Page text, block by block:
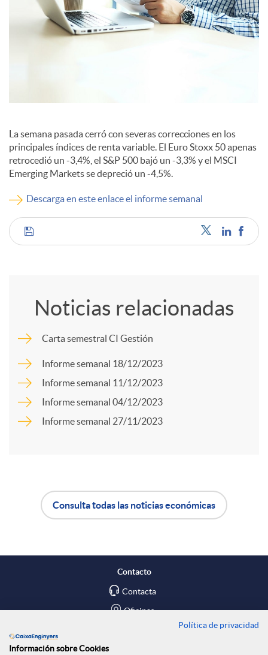
c
o
n
n
d
La semana pasada cerró con severas correcciones en los
principales índices de renta variable. El Euro Stoxx 50 apenas
retrocedió un -3,4%, el S&P 500 bajó un -3,3% y el MSCI
Emerging Markets se depreció un -4,5%.
Descarga en este enlace el informe semanal
C
m
p
a
r
n
Noticias relacionadas
Carta semestral CI Gestión
Informe semanal 18/12/2023
Informe semanal 11/12/2023
Informe semanal 04/12/2023
Informe semanal 27/11/2023
p
i
o
ó
Consulta todas las noticias económicas
Contacto
Contacta
Oficinas
Política de privacidad
Información sobre Cookies